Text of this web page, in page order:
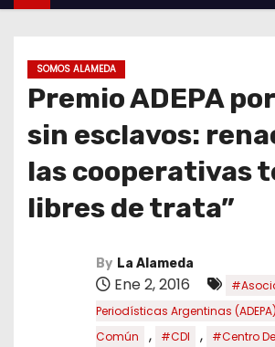
SOMOS ALAMEDA
Premio ADEPA
sin esclavos:
las cooperativas
libres de trata”
By La Alameda
Ene 2, 2016
Periodísticas Argentinas (ADEPA)
Común
, #CDI ,
#Centro